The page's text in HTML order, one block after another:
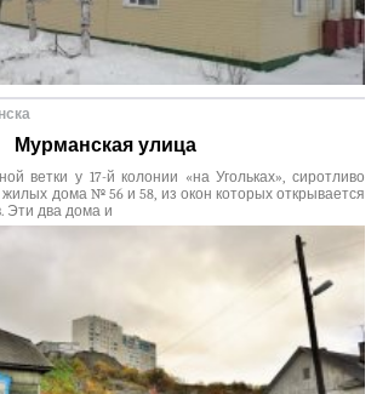
Мурманская улица
ветки у 17-й колонии «на Угольках», сиротливо
дома № 56 и 58, из окон которых открывается
Эти два дома и